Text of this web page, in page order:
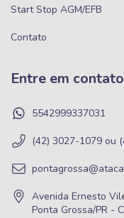
Start Stop AGM/EFB
Contato
Entre em contato
5542999337031
(42) 3027-1079 ou
Avenida Ernesto
Ponta Grossa/PR -